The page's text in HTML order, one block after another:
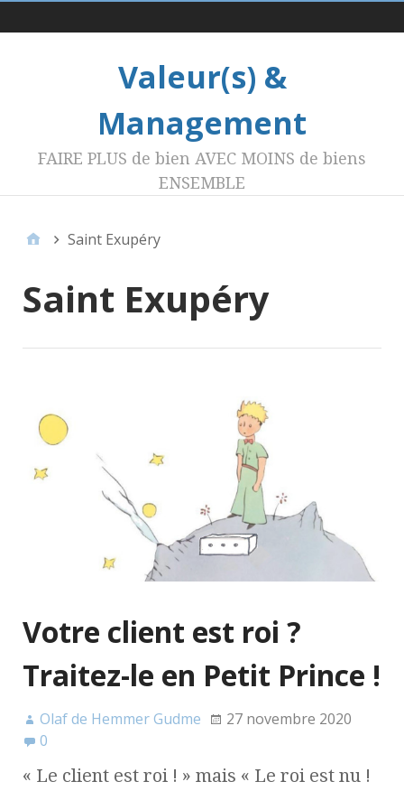
Menu 1
Valeur(s) &
Management
FAIRE PLUS de bien AVEC MOINS de biens
ENSEMBLE
Saint Exupéry
Saint Exupéry
Votre client est roi ?
Traitez-le en Petit Prince !
Olaf de Hemmer Gudme
27 novembre 2020
0
« Le client est roi ! » mais « Le roi est nu !